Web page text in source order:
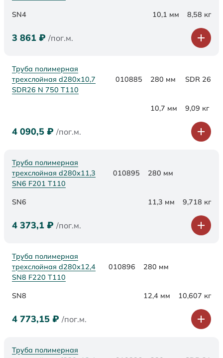
SN4 10,1 мм 8,58 кг
3 861 ₽ /пог.м.
Труба полимерная
трехслойная d280x10,7
SDR26 N 750 Т110
010885 280 мм SDR 26
10,7 мм 9,09 кг
4 090,5 ₽ /пог.м.
Труба полимерная
трехслойная d280х11,3
SN6 F201 Т110
010895 280 мм
SN6 11,3 мм 9,718 кг
4 373,1 ₽ /пог.м.
Труба полимерная
трехслойная d280х12,4
SN8 F220 Т110
010896 280 мм
SN8 12,4 мм 10,607 кг
4 773,15 ₽ /пог.м.
Труба полимерная